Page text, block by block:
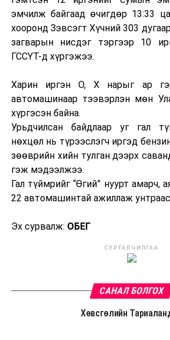
эмчилж байгаад өчигдөр 13:33
хооронд Зэвсэгт Хүчний 303
загварын нисдэг тэргээр 10
ГССҮТ-д хүргэжээ.
Харин иргэн О, Х нарыг ар
автомашинаар тээвэрлэн мөн
хүргэсэн байна.
Урьдчилсан байдлаар уг гал
нөхцөл нь түрээслэгч иргэд
зөөврийн хийн тулган дээрх
гэж мэдээлжээ.
Гал түймрийг “Өгий” нуурт амарч,
22 автомашинтай ажиллаж
Эх сурвалж: ОБЕГ
СУРТАЛЧИЛГАА
САНАЛ БОЛГОХ
Хөвсгөлийн